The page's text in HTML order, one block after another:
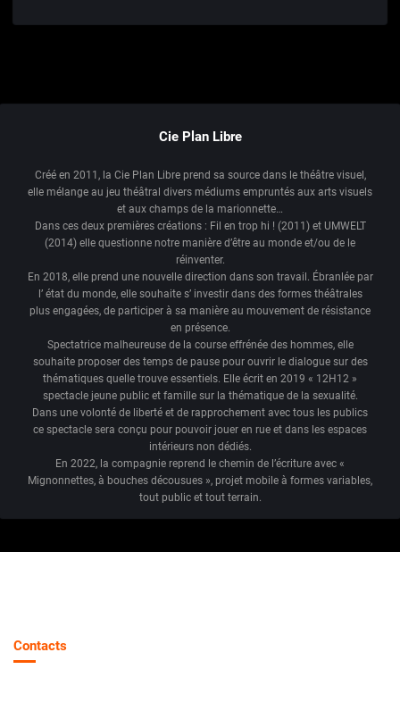
Cie Plan Libre
Créé en 2011, la Cie Plan Libre prend sa source dans le théâtre visuel,
elle mélange au jeu théâtral divers médiums empruntés aux arts visuels
et aux champs de la marionnette…
Dans ces deux premières créations : Fil en trop hi ! (2011) et UMWELT
(2014) elle questionne notre manière d’être au monde et/ou de le
réinventer.
En 2018, elle prend une nouvelle direction dans son travail. Ébranlée par
l’ état du monde, elle souhaite s’ investir dans des formes théâtrales
plus engagées, de participer à sa manière au mouvement de résistance
en présence.
Spectatrice malheureuse de la course effrénée des hommes, elle
souhaite proposer des temps de pause pour ouvrir le dialogue sur des
thématiques quelle trouve essentiels. Elle écrit en 2019 « 12H12 »
spectacle jeune public et famille sur la thématique de la sexualité.
Dans une volonté de liberté et de rapprochement avec tous les publics
ce spectacle sera conçu pour pouvoir jouer en rue et dans les espaces
intérieurs non dédiés.
En 2022, la compagnie reprend le chemin de l’écriture avec «
Mignonnettes, à bouches décousues », projet mobile à formes variables,
tout public et tout terrain.
Contacts